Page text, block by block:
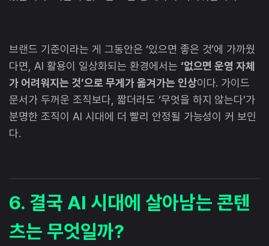
브랜드 기준이라는 게 그동안은 ‘있으면 좋은 것’에 가까웠
다면, AI 활용이 일상화되는 환경에서는 ‘없으면 운영 자체
가 어려워지는 것’으로 무게가 옮겨가는 인상이다. 가이드
문서가 두꺼운 조직보다, 짧더라도 ‘무엇을 하지 않는다’가
분명한 조직이 AI 시대에 더 빨리 안정될 가능성이 커 보인
다.
6. 결국 AI 시대에 살아남는 콘텐
츠는 무엇일까?